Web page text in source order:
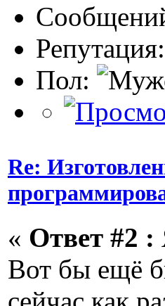
Пол:
Re:
« Ответ #2 :
Вот бы ещё